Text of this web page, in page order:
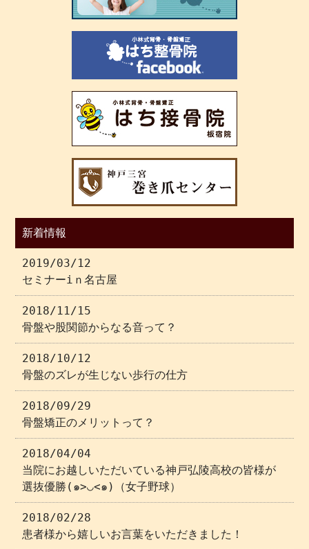
新着情報
2019/03/12
セミナーiｎ名古屋
2018/11/15
骨盤や股関節からなる音って？
2018/10/12
骨盤のズレが生じない歩行の仕方
2018/09/29
骨盤矯正のメリットって？
2018/04/04
当院にお越しいただいている神戸弘陵高校の皆様が
選抜優勝(๑>◡<๑)（女子野球）
2018/02/28
患者様から嬉しいお言葉をいただきました！